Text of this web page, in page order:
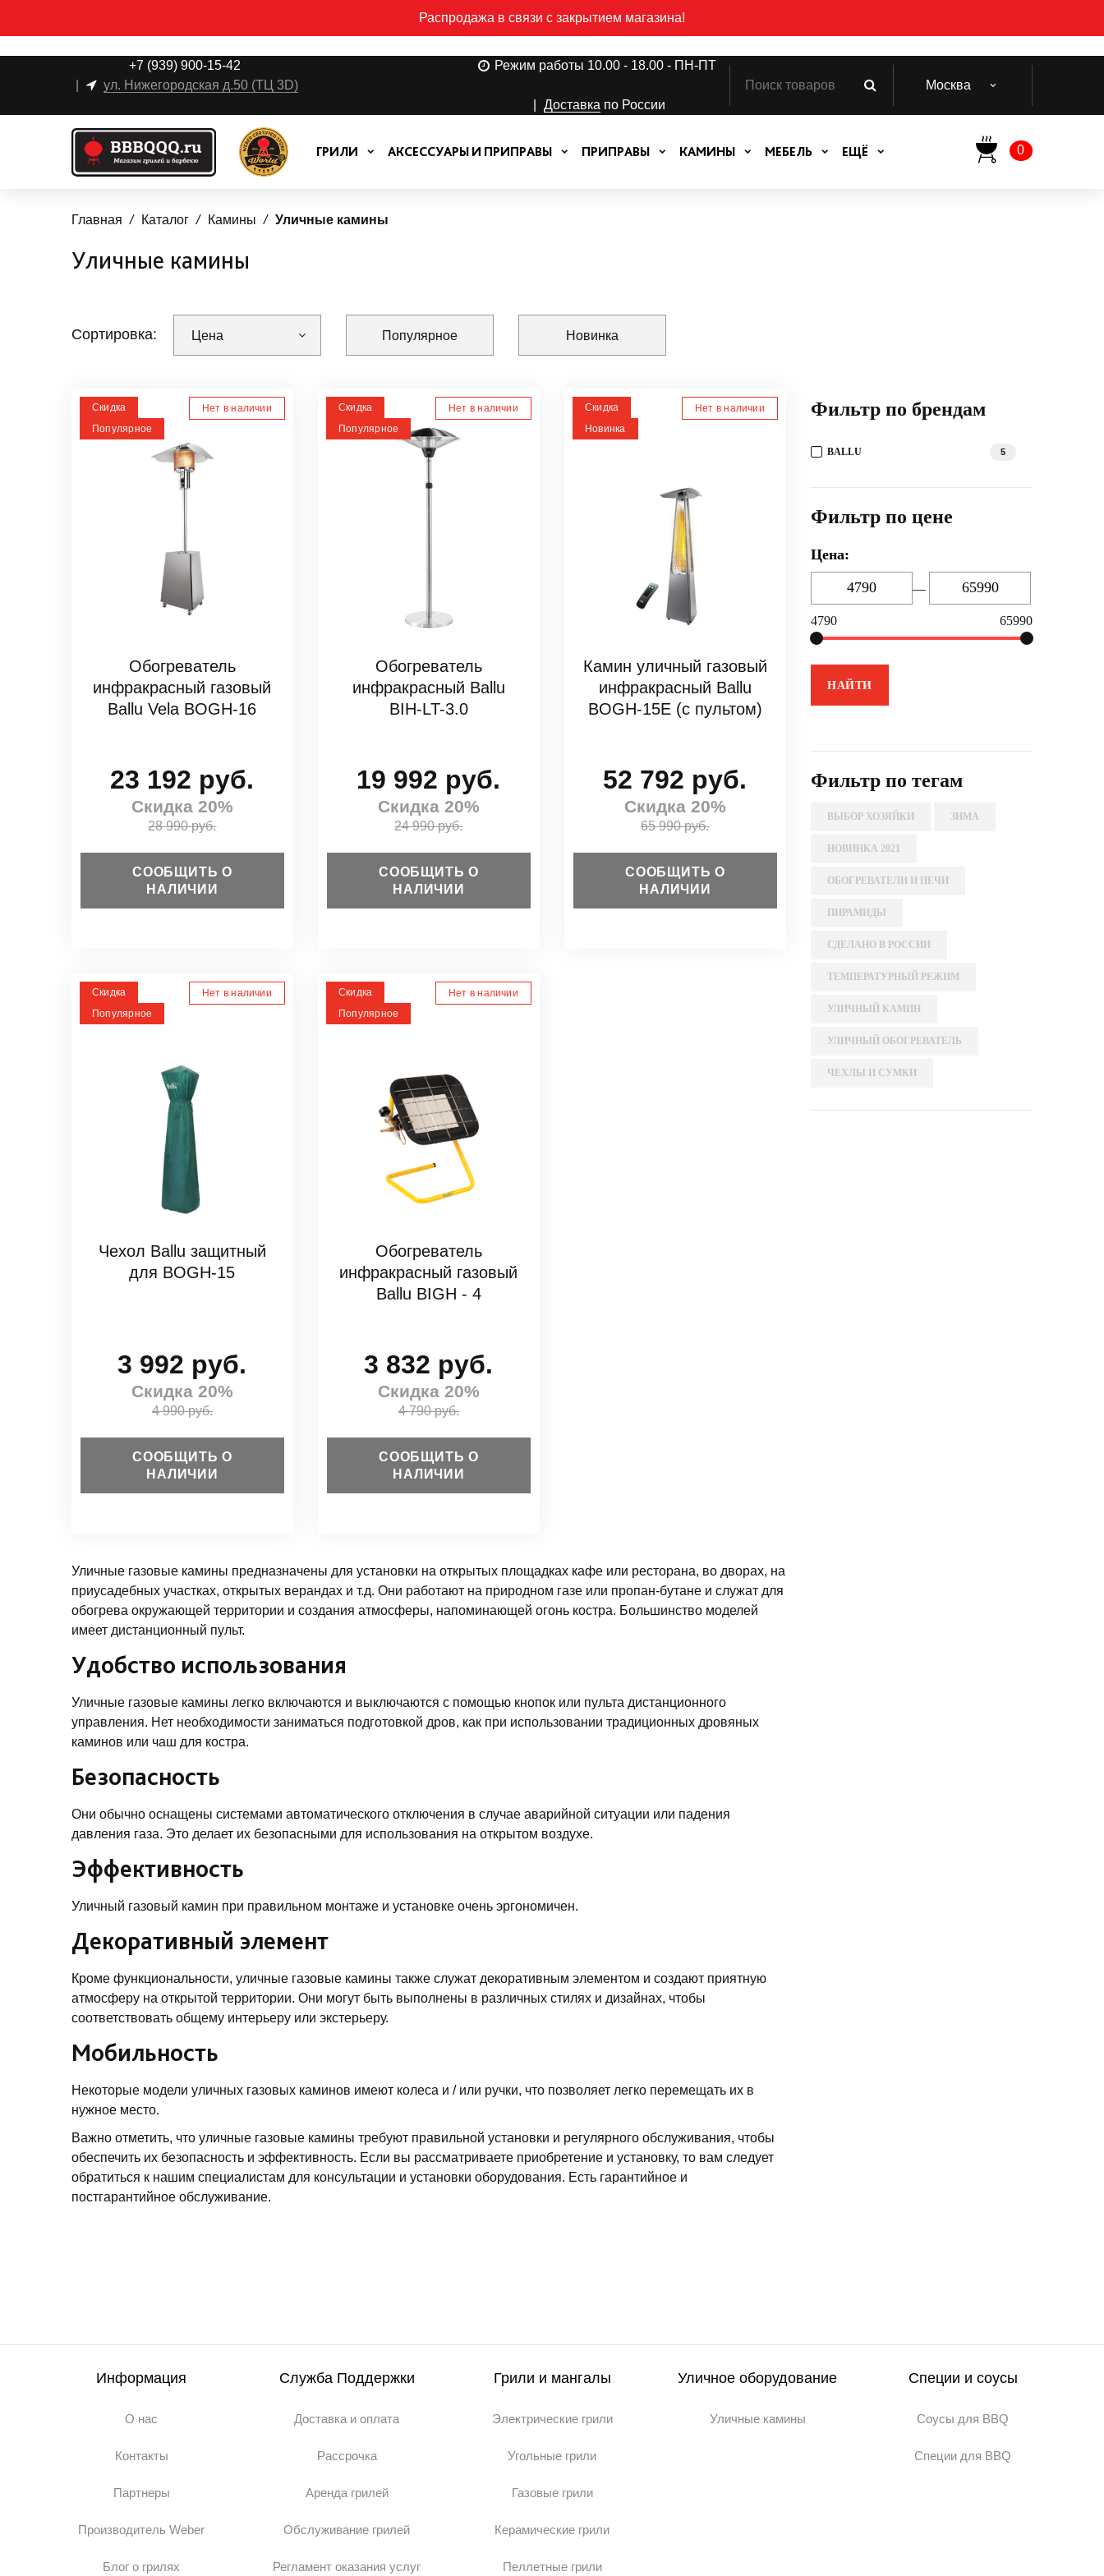
Распродажа в связи с закрытием магазина!
+7 (939) 900-15-42
ул. Нижегородская д.50 (ТЦ 3D)
Режим работы 10.00 - 18.00 - ПН-ПТ
Доставка по России
Москва
0
ГРИЛИ АКСЕССУАРЫ И ПРИПРАВЫ ПРИПРАВЫ КАМИНЫ МЕБЕЛЬ ЕЩЁ
Главная Каталог Камины Уличные камины
Уличные камины
Сортировка: Цена Популярное Новинка
Скидка
Популярное
Нет в наличии
Обогреватель
инфракрасный газовый
Ballu Vela BOGH-16
23 192 руб.
Скидка 20%
28 990 руб.
СООБЩИТЬ О
НАЛИЧИИ
Скидка
Популярное
Нет в наличии
Обогреватель
инфракрасный Ballu
BIH-LT-3.0
19 992 руб.
Скидка 20%
24 990 руб.
СООБЩИТЬ О
НАЛИЧИИ
Скидка
Новинка
Нет в наличии
Камин уличный газовый
инфракрасный Ballu
BOGH-15E (с пультом)
52 792 руб.
Скидка 20%
65 990 руб.
СООБЩИТЬ О
НАЛИЧИИ
Скидка
Популярное
Нет в наличии
Чехол Ballu защитный
для BOGH-15
3 992 руб.
Скидка 20%
4 990 руб.
СООБЩИТЬ О
НАЛИЧИИ
Скидка
Популярное
Нет в наличии
Обогреватель
инфракрасный газовый
Ballu BIGH - 4
3 832 руб.
Скидка 20%
4 790 руб.
СООБЩИТЬ О
НАЛИЧИИ
Уличные газовые камины предназначены для установки на открытых площадках кафе или ресторана, во дворах, на
приусадебных участках, открытых верандах и т.д. Они работают на природном газе или пропан-бутане и служат для
обогрева окружающей территории и создания атмосферы, напоминающей огонь костра. Большинство моделей
имеет дистанционный пульт.
Удобство использования
Уличные газовые камины легко включаются и выключаются с помощью кнопок или пульта дистанционного
управления. Нет необходимости заниматься подготовкой дров, как при использовании традиционных дровяных
каминов или чаш для костра.
Безопасность
Они обычно оснащены системами автоматического отключения в случае аварийной ситуации или падения
давления газа. Это делает их безопасными для использования на открытом воздухе.
Эффективность
Уличный газовый камин при правильном монтаже и установке очень эргономичен.
Декоративный элемент
Кроме функциональности, уличные газовые камины также служат декоративным элементом и создают приятную
атмосферу на открытой территории. Они могут быть выполнены в различных стилях и дизайнах, чтобы
соответствовать общему интерьеру или экстерьеру.
Мобильность
Некоторые модели уличных газовых каминов имеют колеса и / или ручки, что позволяет легко перемещать их в
нужное место.
Важно отметить, что уличные газовые камины требуют правильной установки и регулярного обслуживания, чтобы
обеспечить их безопасность и эффективность. Если вы рассматриваете приобретение и установку, то вам следует
обратиться к нашим специалистам для консультации и установки оборудования. Есть гарантийное и
постгарантийное обслуживание.
Фильтр по брендам
BALLU 5
Фильтр по цене
Цена:
—
4790 65990
Фильтр по тегам
ВЫБОР ХОЗЯЙКИ ЗИМА
НОВИНКА 2021
ОБОГРЕВАТЕЛИ И ПЕЧИ
ПИРАМИДЫ
СДЕЛАНО В РОССИИ
ТЕМПЕРАТУРНЫЙ РЕЖИМ
УЛИЧНЫЙ КАМИН
УЛИЧНЫЙ ОБОГРЕВАТЕЛЬ
ЧЕХЛЫ И СУМКИ
Информация
О нас
Контакты
Партнеры
Производитель Weber
Блог о грилях
Служба Поддержки
Доставка и оплата
Рассрочка
Аренда грилей
Обслуживание грилей
Регламент оказания услуг
Грили и мангалы
Электрические грили
Угольные грили
Газовые грили
Керамические грили
Пеллетные грили
Уличное оборудование
Уличные камины
Специи и соусы
Соусы для BBQ
Специи для BBQ